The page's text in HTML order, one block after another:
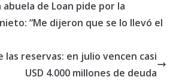
abuela de Loan pide por la
“Me dijeron que se lo llevó el
las reservas: en julio vencen casi
USD 4.000 millones de deuda